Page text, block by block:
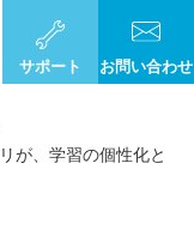
サポート お問い合わせ
が、学習の個性化と